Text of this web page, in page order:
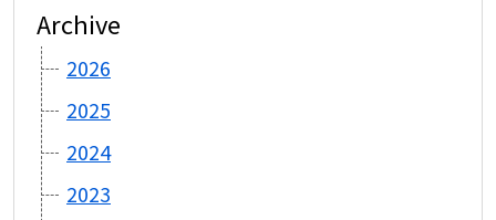
Archive
2026
2025
2024
2023